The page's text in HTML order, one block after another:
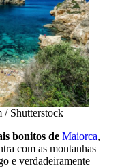
/ Shutterstock
bonitos de Maiorca,
com as montanhas
e verdadeiramente